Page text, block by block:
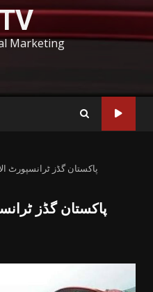
Marketing
پاکستان گڈز ٹرانسپورٹ الائنس کا 60 فیصد کرائے